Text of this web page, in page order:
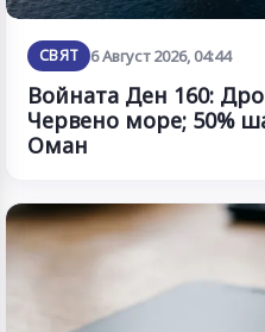
СВЯТ 6 Август 2026, 04:44
Войната Ден 160:
Червено море; 50%
Оман